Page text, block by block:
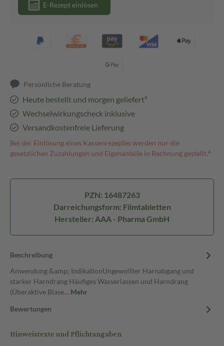
E-Rezept einlösen
Persönliche Beratung
Heute bestellt und morgen geliefert³
Wechselwirkungscheck inklusive
Versandkostenfreie Lieferung
Bei der Einlösung eines Kassenrezeptes werden nur die
gesetzlichen Zuzahlungen und Eigenanteile in Rechnung gestellt.⁴
PZN: 16487263
Darreichungsform: Filmtabletten
Hersteller: AAA - Pharma GmbH
Beschreibung
Anwendung &amp; IndikationUngewollter Harnabgang und
starker Harndrang Häufiges Wasserlassen und Harndrang
(Überaktive Blase… Mehr
Bewertungen
Hinweistexte und Pflichtangaben